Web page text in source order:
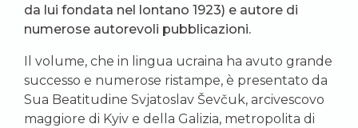
da lui fondata nel lontano 1923) e autore di
numerose autorevoli pubblicazioni.
Il volume, che in lingua ucraina ha avuto grande
successo e numerose ristampe, è presentato da
Sua Beatitudine Svjatoslav Ševčuk, arcivescovo
maggiore di Kyiv e della Galizia, metropolita di